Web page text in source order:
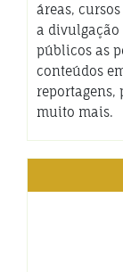
áreas,
a divulgação
públicos as
conteúdos
reportagens,
muito mais.